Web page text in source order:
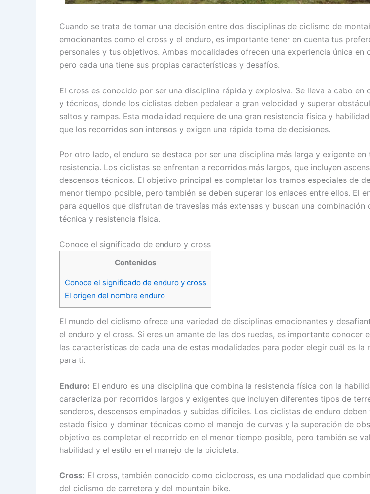
Cuando se trata de tomar una decisión entre dos disciplinas de ciclismo de
emocionantes como el cross y el enduro, es importante tener en cuenta tus
personales y tus objetivos. Ambas modalidades ofrecen una experiencia única en
pero cada una tiene sus propias características y desafíos.
El cross es conocido por ser una disciplina rápida y explosiva. Se lleva a cabo en
y técnicos, donde los ciclistas deben pedalear a gran velocidad y superar
saltos y rampas. Esta modalidad requiere de una gran resistencia física y
que los recorridos son intensos y exigen una rápida toma de decisiones.
Por otro lado, el enduro se destaca por ser una disciplina más larga y exigente en
resistencia. Los ciclistas se enfrentan a recorridos más largos, que incluyen
descensos técnicos. El objetivo principal es completar los tramos especiales de
menor tiempo posible, pero también se deben superar los enlaces entre ellos. El
para aquellos que disfrutan de travesías más extensas y buscan una combinación
técnica y resistencia física.
Conoce el significado de enduro y cross
Contenidos
Conoce el significado de enduro y cross
El origen del nombre enduro
El mundo del ciclismo ofrece una variedad de disciplinas emocionantes y
el enduro y el cross. Si eres un amante de las dos ruedas, es importante conocer
las características de cada una de estas modalidades para poder elegir cuál es la
para ti.
Enduro: El enduro es una disciplina que combina la resistencia física con la
caracteriza por recorridos largos y exigentes que incluyen diferentes tipos de
senderos, descensos empinados y subidas difíciles. Los ciclistas de enduro deben
estado físico y dominar técnicas como el manejo de curvas y la superación de
objetivo es completar el recorrido en el menor tiempo posible, pero también se
habilidad y el estilo en el manejo de la bicicleta.
Cross: El cross, también conocido como ciclocross, es una modalidad que
del ciclismo de carretera y del mountain bike.